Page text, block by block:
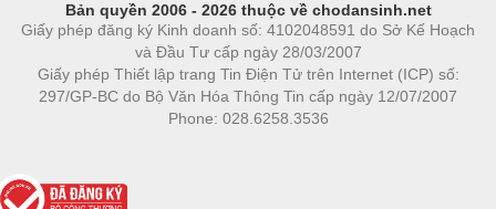
Bản quyền 2006 - 2026 thuộc về chodansinh.net
Giấy phép đăng ký Kinh doanh số: 4102048591 do Sở Kế Hoạch
và Đầu Tư cấp ngày 28/03/2007
Giấy phép Thiết lập trang Tin Điện Tử trên Internet (ICP) số:
297/GP-BC do Bộ Văn Hóa Thông Tin cấp ngày 12/07/2007
Phone: 028.6258.3536